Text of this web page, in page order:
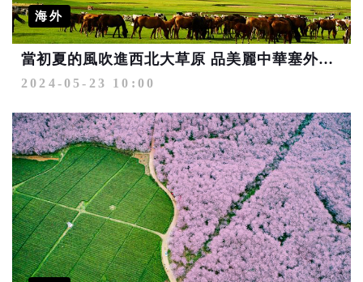
海外
當初夏的風吹進西北大草原 品美麗中華塞外美景
2024-05-23 10:00